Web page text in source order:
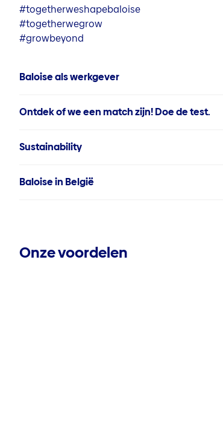
#togetherweshapebaloise
#togetherwegrow
#growbeyond
Baloise als werkgever
Ontdek of we een match zijn! Doe de test.
Sustainability
Baloise in België
Onze voordelen